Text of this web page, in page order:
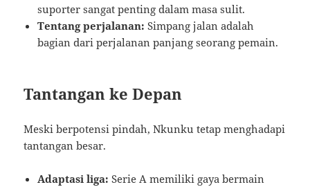
suporter sangat penting dalam masa sulit.
Tentang perjalanan: Simpang jalan adalah
bagian dari perjalanan panjang seorang pemain.
Tantangan ke Depan
Meski berpotensi pindah, Nkunku tetap menghadapi
tantangan besar.
Adaptasi liga: Serie A memiliki gaya bermain